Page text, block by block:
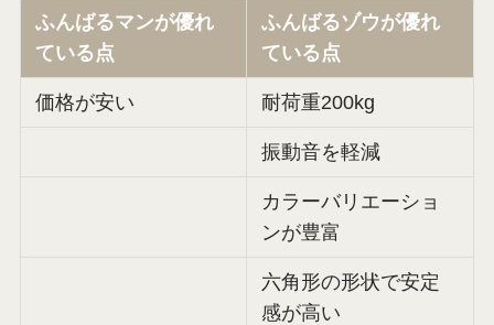
ふんばるマンが優れ
ている点
ふんばるゾウが優れ
ている点
価格が安い 耐荷重200kg
振動音を軽減
カラーバリエーショ
ンが豊富
六角形の形状で安定
感が高い